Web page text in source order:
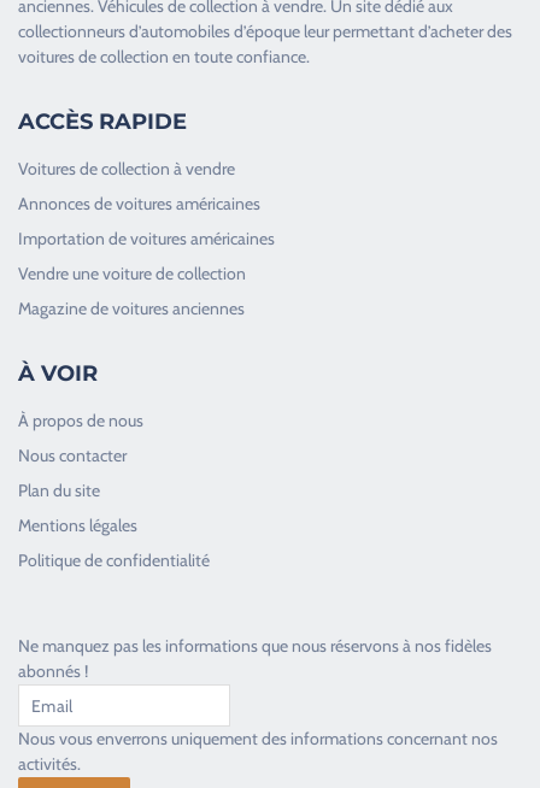
anciennes.Véhicules de collection à vendre. Un site dédié aux
collectionneurs d’automobiles d’époque leur permettant d’acheter des
voitures de collection en toute confiance.
ACCÈS RAPIDE
Voitures de collection à vendre
Annonces de voitures américaines
Importation de voitures américaines
Vendre une voiture de collection
Magazine de voitures anciennes
À VOIR
À propos de nous
Nous contacter
Plan du site
Mentions légales
Politique de confidentialité
Ne manquez pas les informations que nous réservons à nos fidèles
abonnés !
Nous vous enverrons uniquement des informations concernant nos
activités.
Toujours heureux d'aider les passionnés